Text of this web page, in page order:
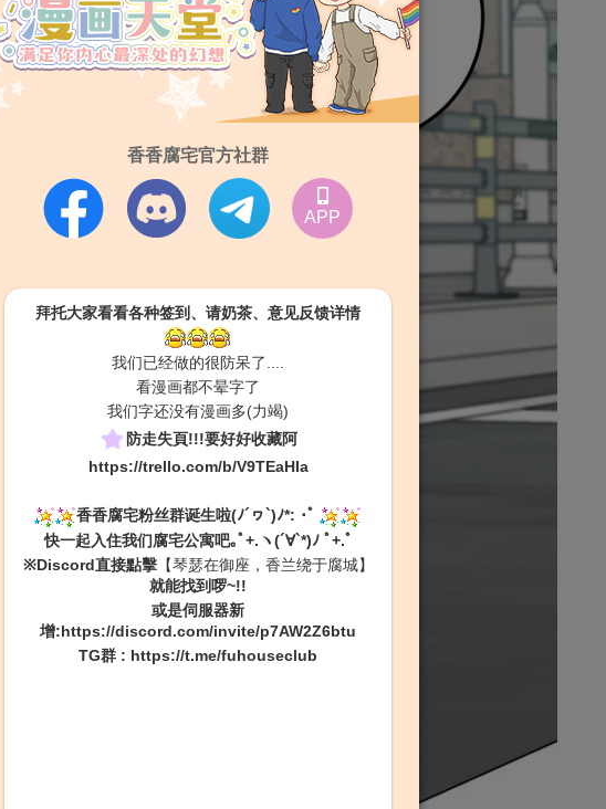
香香腐宅官方社群
APP
拜托大家看看各种签到、请奶茶、意见反馈详情
我们已经做的很防呆了....
看漫画都不晕字了
我们字还没有漫画多(力竭)
防走失頁!!!要好好收藏阿
https://trello.com/b/V9TEaHIa
香香腐宅粉丝群诞生啦(ﾉ´ヮ`)ﾉ*: ･ﾟ
快一起入住我们腐宅公寓吧｡ﾟ+.ヽ(´∀`*)ﾉ ﾟ+.ﾟ
※Discord直接點擊【琴瑟在御座，香兰绕于腐城】
就能找到啰~!!
或是伺服器新
增:https://discord.com/invite/p7AW2Z6btu
TG群 : https://t.me/fuhouseclub